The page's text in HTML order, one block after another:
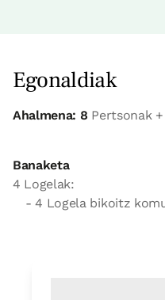
Egonaldiak
Ahalmena: 8 Pertsonak
Banaketa
4 Logelak:
- 4 Logela bikoitz